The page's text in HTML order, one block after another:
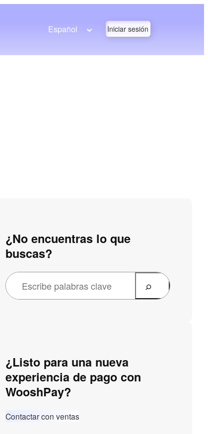
Español Iniciar sesión
¿No encuentras lo que
buscas?
¿Listo para una nueva
experiencia de pago con
WooshPay?
Contactar con ventas